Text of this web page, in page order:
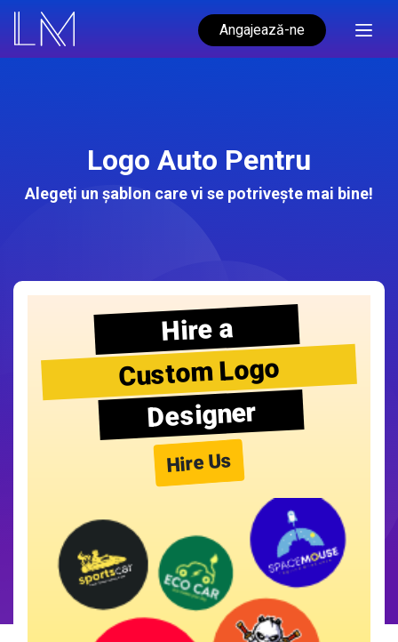
Angajează-ne
Logo Auto Pentru
Alegeți un șablon care vi se potrivește mai bine!
Hire a
Custom Logo
Designer
Hire Us